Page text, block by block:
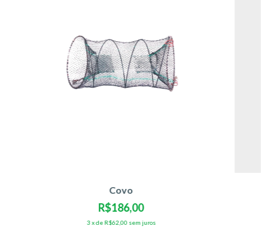
Covo
R$186,00
3xdeR$62,00 sem juros